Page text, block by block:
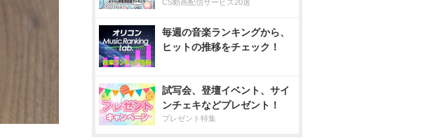
CS動画配信サービス20選
毎週の音楽ランキングから、
ヒットの推移をチェック！
試写会、登壇イベント、サイ
ンチェキなどプレゼント！
プレゼント特集